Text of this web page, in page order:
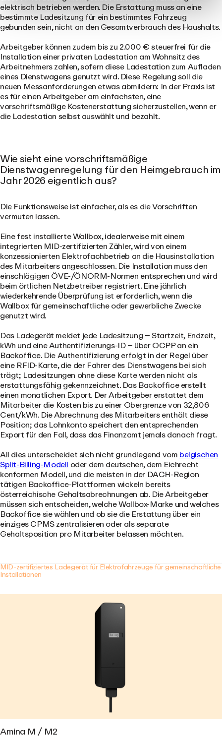
elektrisch betrieben werden. Die Erstattung muss an eine
bestimmte Ladesitzung für ein bestimmtes Fahrzeug
gebunden sein, nicht an den Gesamtverbrauch des Haushalts.
Arbeitgeber können zudem bis zu2.000 € steuerfrei für die
Installation einer privaten Ladestation am Wohnsitz des
Arbeitnehmers zahlen, sofern diese Ladestation zum Aufladen
eines Dienstwagens genutzt wird. Diese Regelung soll die
neuen Messanforderungen etwas abmildern: In der Praxis ist
es für einen Arbeitgeber am einfachsten, eine
vorschriftsmäßige Kostenerstattung sicherzustellen, wenn er
die Ladestation selbst auswählt und bezahlt.
Wie sieht eine vorschriftsmäßige
Dienstwagenregelung für den Heimgebrauch im
Jahr 2026 eigentlich aus?
Die Funktionsweise ist einfacher, als es die Vorschriften
vermuten lassen.
Eine fest installierte Wallbox, idealerweise mit einem
integrierten MID-zertifizierten Zähler, wird von einem
konzessionierten Elektrofachbetrieb an die Hausinstallation
des Mitarbeiters angeschlossen. Die Installation muss den
einschlägigen ÖVE-/ÖNORM-Normen entsprechen und wird
beim örtlichen Netzbetreiber registriert. Eine jährlich
wiederkehrende Überprüfung ist erforderlich, wenn die
Wallbox für gemeinschaftliche oder gewerbliche Zwecke
genutzt wird.
Das Ladegerät meldet jede Ladesitzung – Startzeit, Endzeit,
kWh und eine Authentifizierungs-ID – über OCPP an ein
Backoffice. Die Authentifizierung erfolgt in der Regel über
eine RFID-Karte, die der Fahrer des Dienstwagens bei sich
trägt; Ladesitzungen ohne diese Karte werden nicht als
erstattungsfähig gekennzeichnet. Das Backoffice erstellt
einen monatlichen Export. Der Arbeitgeber erstattet dem
Mitarbeiter die Kosten bis zu einer Obergrenze von 32,806
Cent/kWh. Die Abrechnung des Mitarbeiters enthält diese
Position; das Lohnkonto speichert den entsprechenden
Export für den Fall, dass das Finanzamt jemals danach fragt.
All dies unterscheidet sich nicht grundlegend vombelgischen
Split-Billing-Modelloder dem deutschen, dem Eichrecht
konformen Modell, und die meisten in der DACH-Region
tätigen Backoffice-Plattformen wickeln bereits
österreichische Gehaltsabrechnungen ab. Die Arbeitgeber
müssen sich entscheiden, welche Wallbox-Marke und welches
Backoffice sie wählen und ob sie die Erstattung über ein
einziges CPMS zentralisieren oder als separate
Gehaltsposition pro Mitarbeiter belassen möchten.
MID-zertifiziertes Ladegerät für Elektrofahrzeuge für gemeinschaftliche
Installationen
Amina M / M2